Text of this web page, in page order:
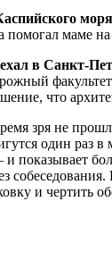
маме
в Санкт-
что
зря не
один раз
и показывает
и чертить